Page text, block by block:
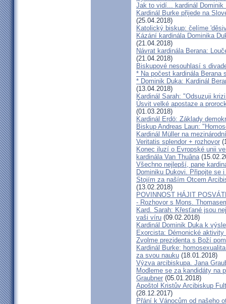
Jak to vidí... kardinál Dominik
Kardinál Burke přijede na
(25.04.2018)
Katolický biskup: čelíme
Kázání kardinála Dominika
(21.04.2018)
Návrat kardinála Berana:
(21.04.2018)
Biskupové nesouhlasí s
* Na počest kardinála
* Dominik Duka: Kardinál
(13.04.2018)
Kardinál Sarah: "Odsuzuji
Úsvit velké apostaze a
(01.03.2018)
Kardinál Erdö: Základy
Biskup Andreas Laun:
Kardinál Müller na
Veritatis splendor + rozhovor
Konec iluzí o Evropské unii
kardinála Van Thuâna
Všechno nejlepší, pane
Dominiku Dukovi. Připojte se
Stojím za naším Otcem
(13.02.2018)
POVINNOST HÁJIT
- Rozhovor s Mons.
Kard. Sarah: Křesťané jsou
vaši víru (09.02.2018)
Kardinál Dominik Duka k
Exorcista: Démonické
Zvolme prezidenta s Boží
Kardinál Burke:
za svou nauku (18.01.2018)
Výzva arcibiskupa. Jana
Modleme se za kandidáty na
Graubner (05.01.2018)
Apoštol Kristův Arcibiskup
(28.12.2017)
Přání k Vánocům od našeho